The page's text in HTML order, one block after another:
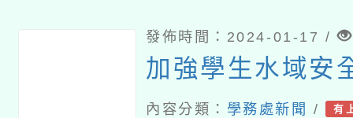
發佈時間：2024-01-17 /
加強學生水域安
內容分類： 學務處新聞 / 有